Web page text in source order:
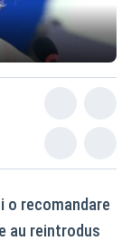
o recomandare
au reintrodus